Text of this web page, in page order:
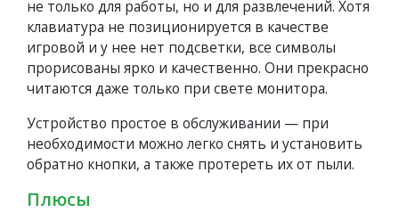
не только для работы, но и для развлечений. Хотя
клавиатура не позиционируется в качестве
игровой и у нее нет подсветки, все символы
прорисованы ярко и качественно. Они прекрасно
читаются даже только при свете монитора.
Устройство простое в обслуживании — при
необходимости можно легко снять и установить
обратно кнопки, а также протереть их от пыли.
Плюсы